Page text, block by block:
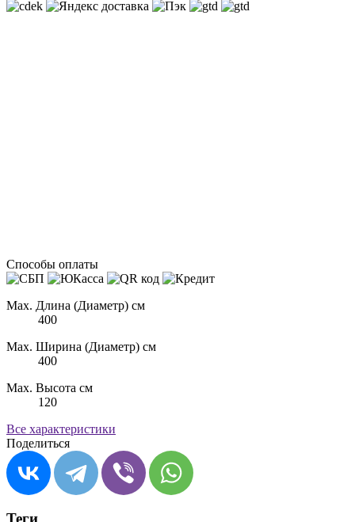
Способы оплаты
Max. Длина (Диаметр) см
400
Max. Ширина (Диаметр) см
400
Max. Высота см
120
Все характеристики
Поделиться
Теги